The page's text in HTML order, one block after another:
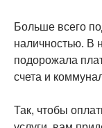
Больше всего
наличностью. В
подорожала
счета и
Так, чтобы